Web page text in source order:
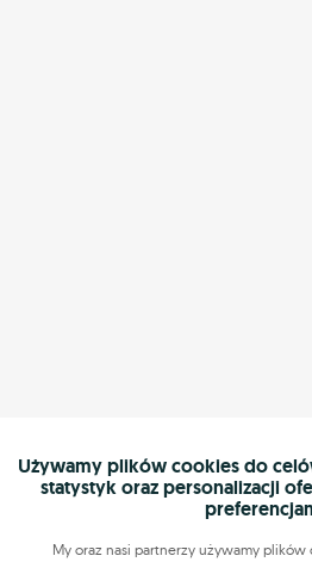
Używamy plików cookies do
statystyk oraz personalizacji
My oraz nasi partnerzy używamy